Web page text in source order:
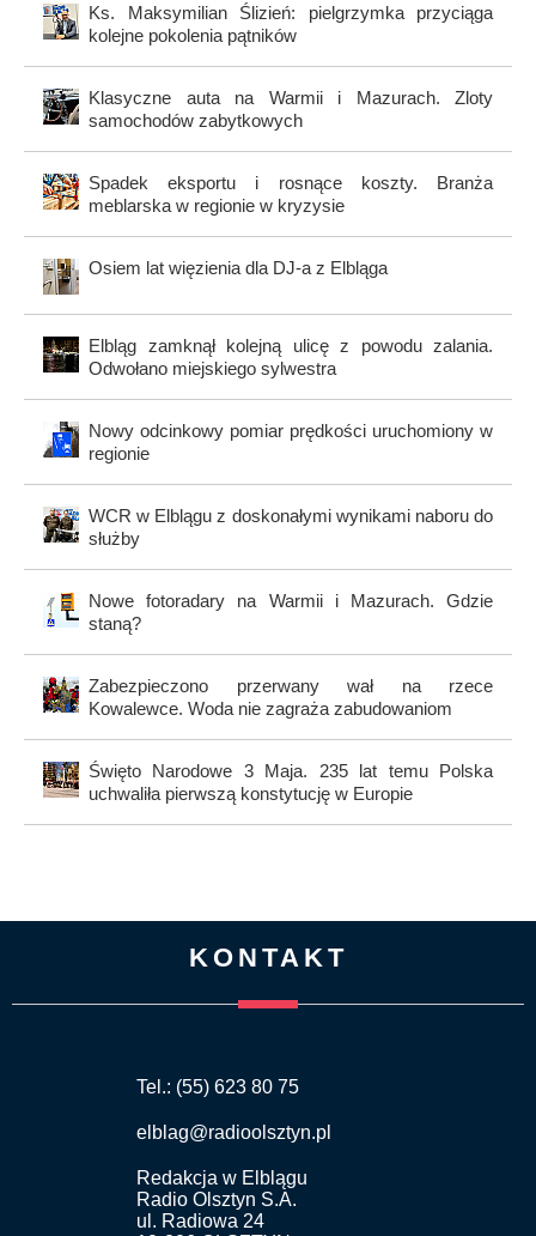
Ks. Maksymilian Ślizień: pielgrzymka przyciąga
kolejne pokolenia pątników
Klasyczne auta na Warmii i Mazurach. Zloty
samochodów zabytkowych
Spadek eksportu i rosnące koszty. Branża
meblarska w regionie w kryzysie
Osiem lat więzienia dla DJ-a z Elbląga
Elbląg zamknął kolejną ulicę z powodu zalania.
Odwołano miejskiego sylwestra
Nowy odcinkowy pomiar prędkości uruchomiony w
regionie
WCR w Elblągu z doskonałymi wynikami naboru do
służby
Nowe fotoradary na Warmii i Mazurach. Gdzie
staną?
Zabezpieczono przerwany wał na rzece
Kowalewce. Woda nie zagraża zabudowaniom
Święto Narodowe 3 Maja. 235 lat temu Polska
uchwaliła pierwszą konstytucję w Europie
KONTAKT
Tel.: (55) 623 80 75
elblag@radioolsztyn.pl
Redakcja w Elblągu
Radio Olsztyn S.A.
ul. Radiowa 24